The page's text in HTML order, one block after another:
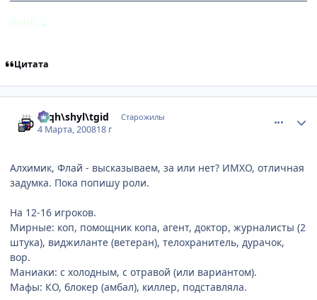
,
Цитата
rhqh\shyl\tgid Старожилы
4 Марта, 200818 г
Алхимик, Флай - высказываем, за или нет? ИМХО, отличная
задумка. Пока попишу роли.
На 12-16 игроков.
Мирные: коп, помощник копа, агент, доктор, журналисты (2
штука), виджиланте (ветеран), телохранитель, дурачок,
вор.
Маниаки: с холодным, с отравой (или вариантом).
Мафы: КО, блокер (амбал), киллер, подставляла.